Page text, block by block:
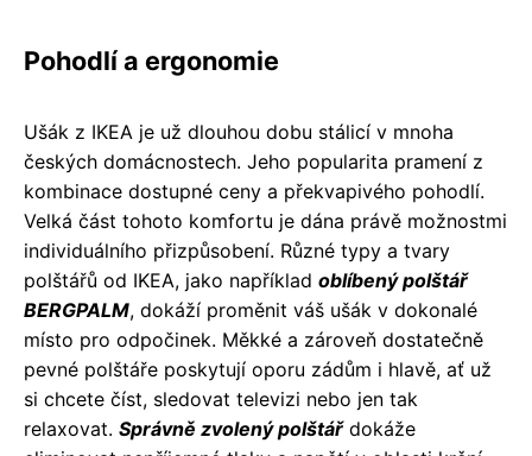
Pohodlí a ergonomie
Ušák z IKEA je už dlouhou dobu stálicí v mnoha
českých domácnostech. Jeho popularita pramení z
kombinace dostupné ceny a překvapivého pohodlí.
Velká část tohoto komfortu je dána právě možnostmi
individuálního přizpůsobení. Různé typy a tvary
polštářů od IKEA, jako například oblíbený polštář
BERGPALM, dokáží proměnit váš ušák v dokonalé
místo pro odpočinek. Měkké a zároveň dostatečně
pevné polštáře poskytují oporu zádům i hlavě, ať už
si chcete číst, sledovat televizi nebo jen tak
relaxovat. Správně zvolený polštářdokáže